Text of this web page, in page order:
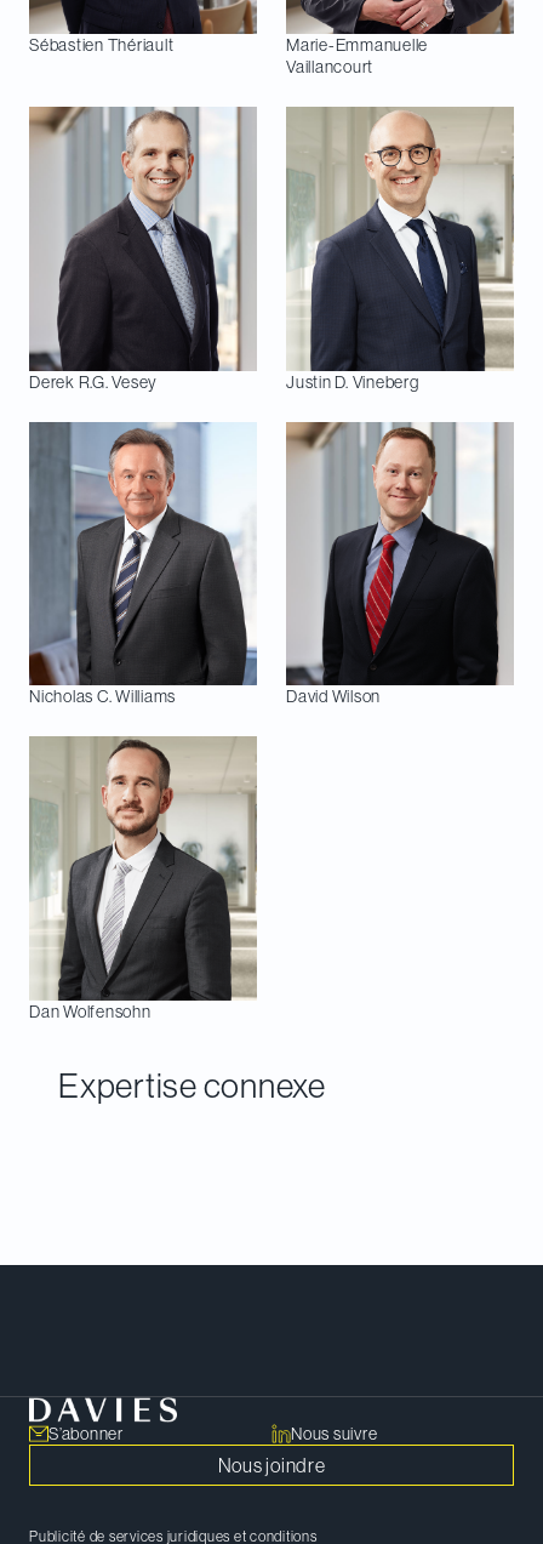
Sébastien Thériault
Marie-Emmanuelle
Vaillancourt
Derek R.G. Vesey Justin D. Vineberg
Nicholas C.Williams David Wilson
DanWolfensohn
Expertise connexe
S’abonner Nous suivre
Nous joindre
Publicité de services juridiques et conditions